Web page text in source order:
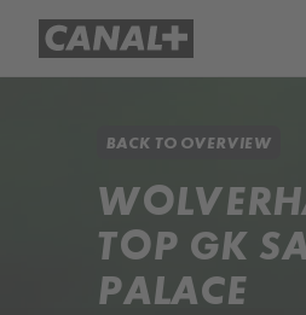
BACK TO OVERVIEW
TOP GK
PALACE